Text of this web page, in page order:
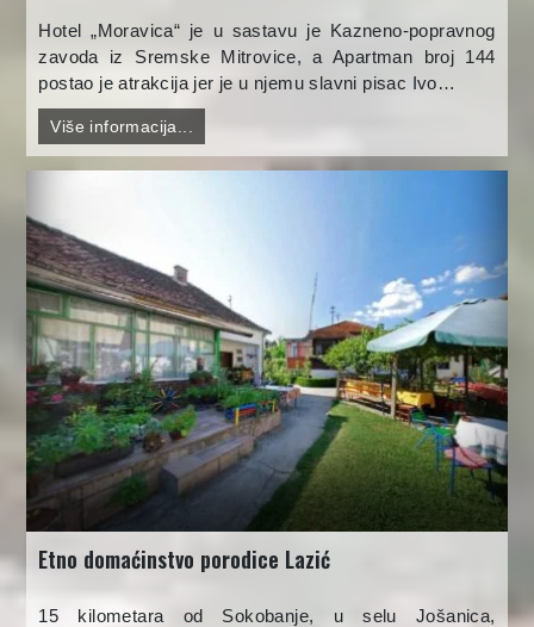
Hotel „Moravica“ je u sastavu je Kazneno-popravnog
zavoda iz Sremske Mitrovice, a Apartman broj 144
postao je atrakcija jer je u njemu slavni pisac Ivo…
Više informacija...
Etno domaćinstvo porodice Lazić
15 kilometara od Sokobanje, u selu Jošanica,